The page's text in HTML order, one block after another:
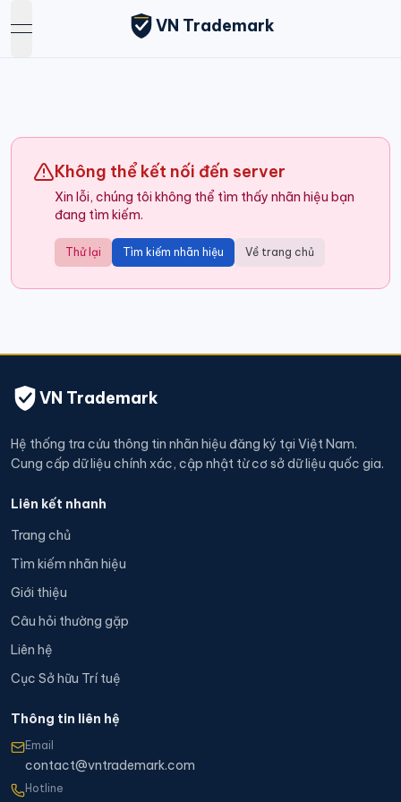
open navigation menu
VN Trademark
Không thể kết nối đến server
Xin lỗi, chúng tôi không thể tìm thấy nhãn hiệu bạn
đang tìm kiếm.
Thử lại Tìm kiếm nhãn hiệu Về trang chủ
VN Trademark
Hệ thống tra cứu thông tin nhãn hiệu đăng ký tại Việt Nam.
Cung cấp dữ liệu chính xác, cập nhật từ cơ sở dữ liệu quốc gia.
Liên kết nhanh
Trang chủ
Tìm kiếm nhãn hiệu
Giới thiệu
Câu hỏi thường gặp
Liên hệ
Cục Sở hữu Trí tuệ
Thông tin liên hệ
Email
contact@vntrademark.com
Hotline